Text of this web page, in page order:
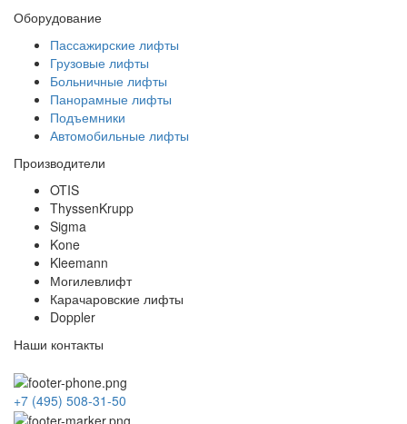
Оборудование
Пассажирские лифты
Грузовые лифты
Больничные лифты
Панорамные лифты
Подъемники
Автомобильные лифты
Производители
OTIS
ThyssenKrupp
Sigma
Kone
Kleemann
Могилевлифт
Карачаровские лифты
Doppler
Наши контакты
+7 (495) 508-31-50